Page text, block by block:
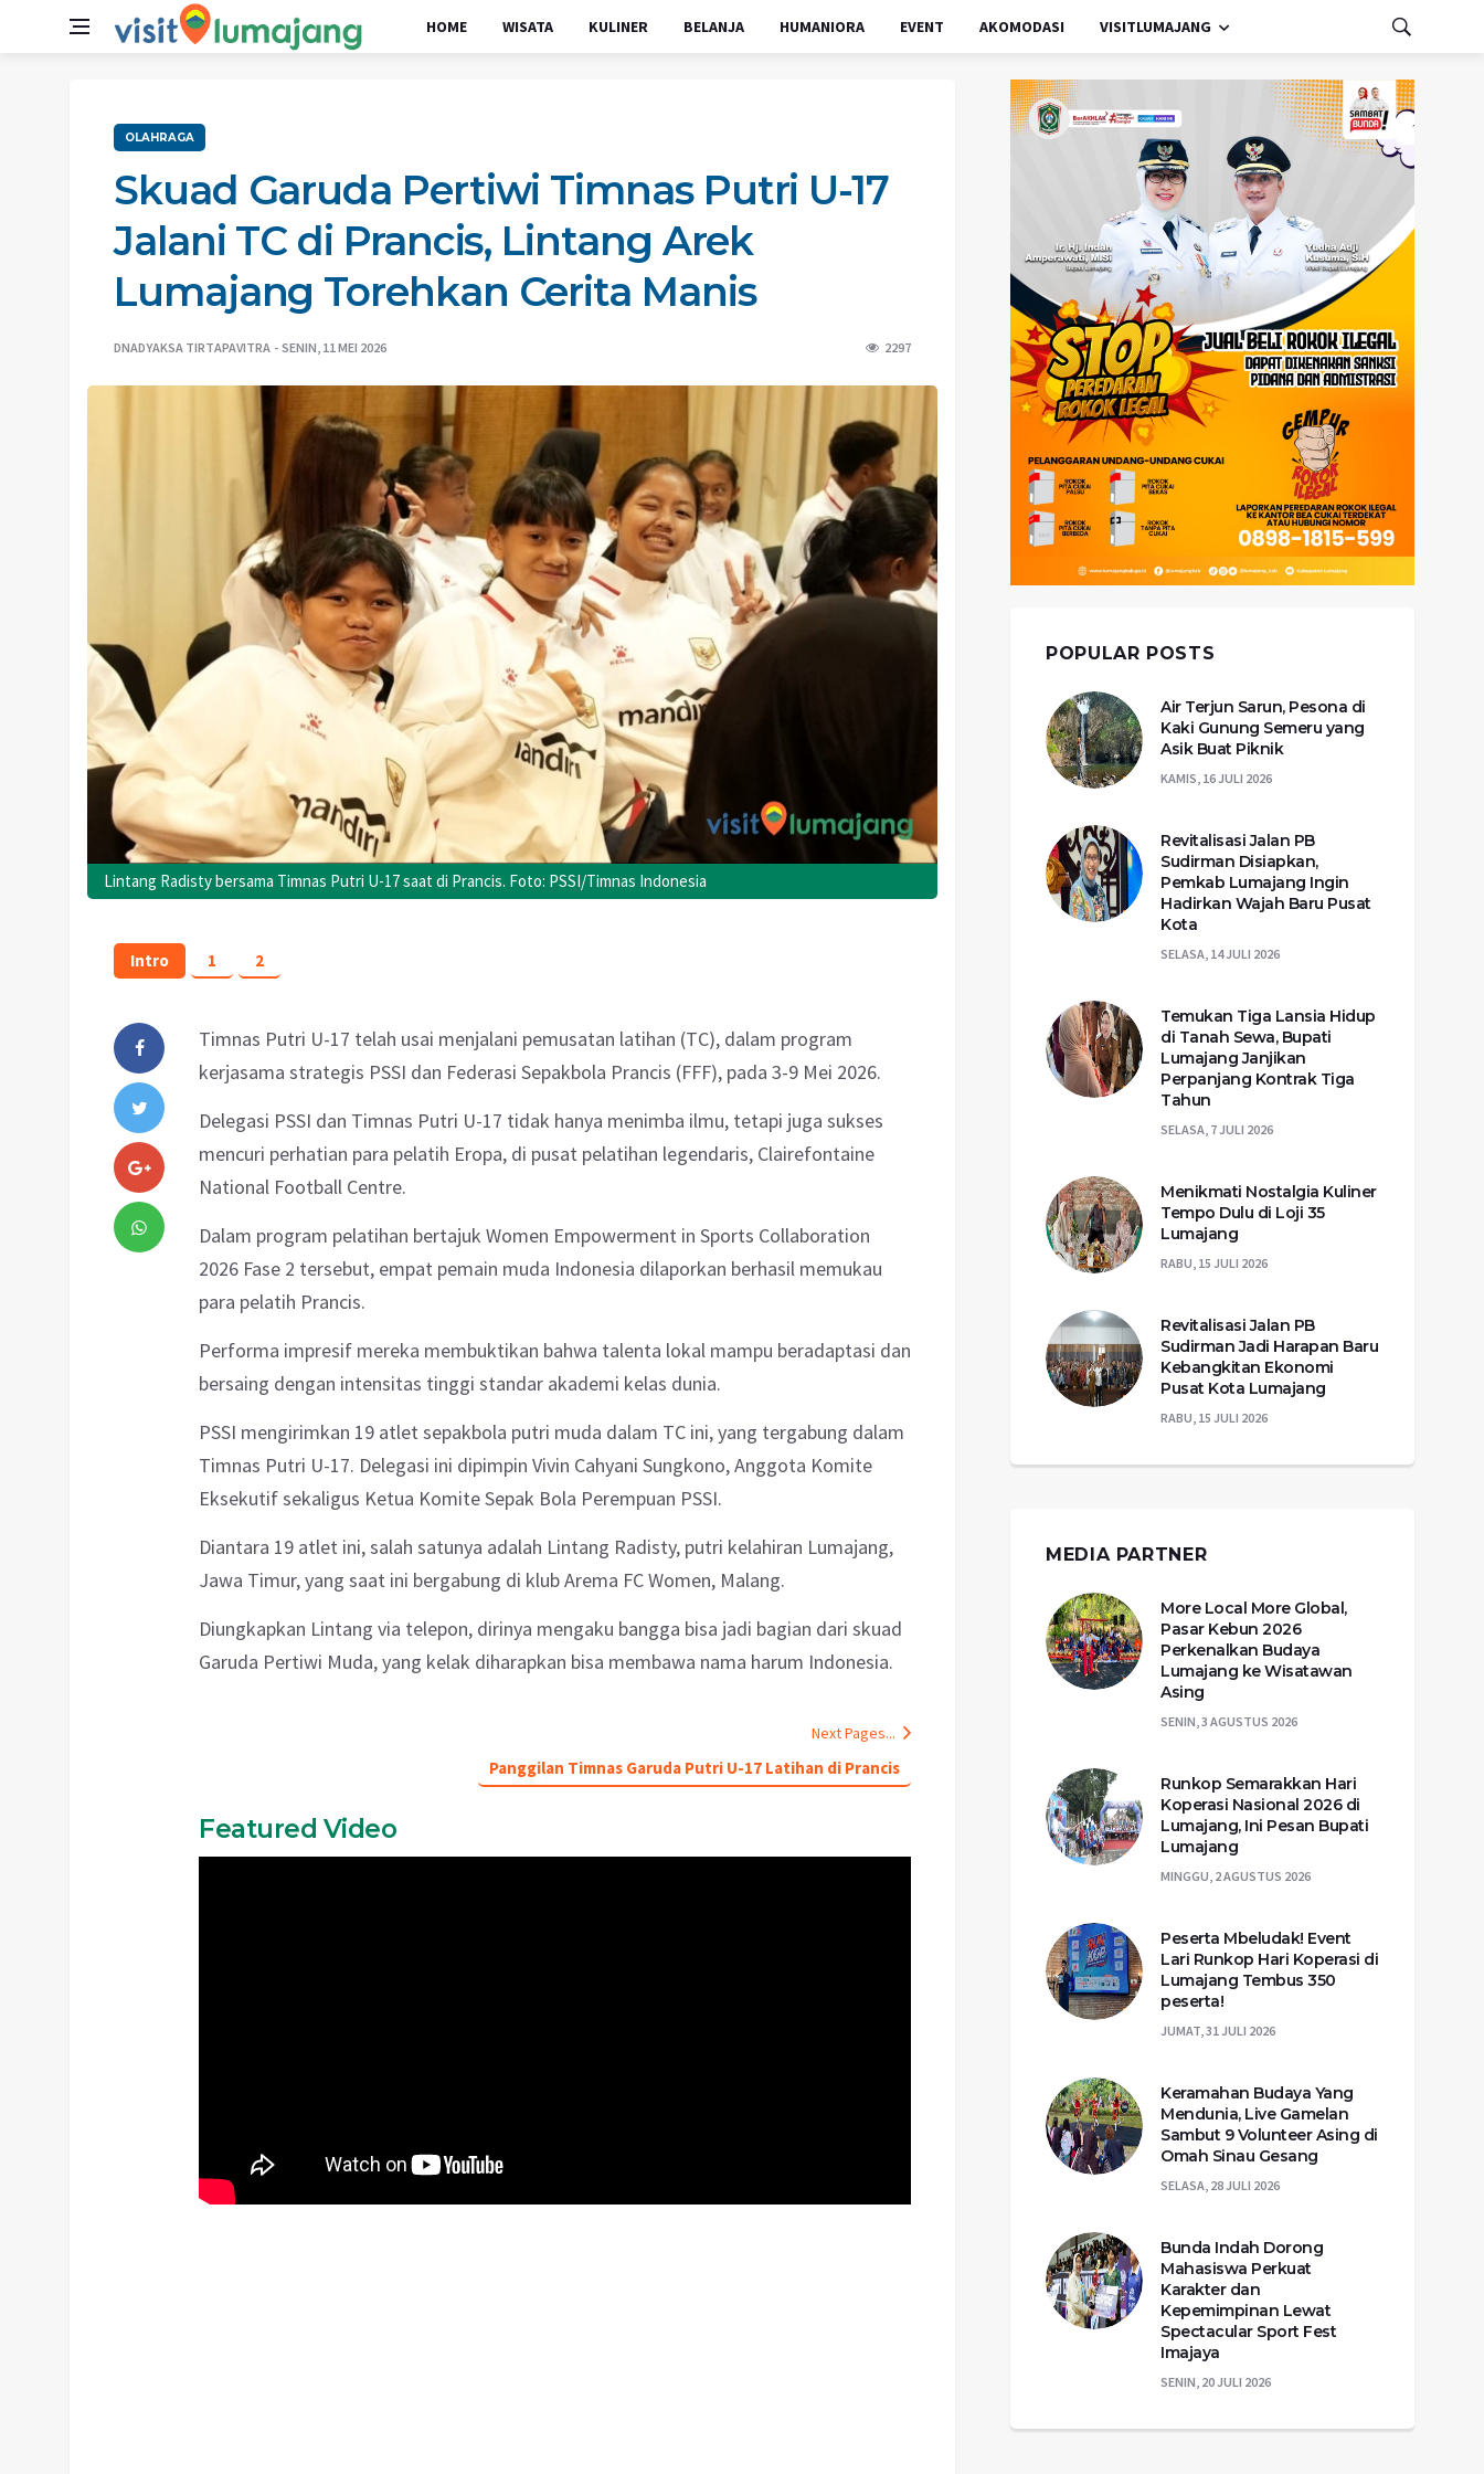
HOME WISATA KULINER BELANJA HUMANIORA EVENT AKOMODASI VISITLUMAJANG
OLAHRAGA
Skuad Garuda Pertiwi Timnas Putri U-17
Jalani TC di Prancis, Lintang Arek
Lumajang Torehkan Cerita Manis
DNADYAKSA TIRTAPAVITRA SENIN, 11 MEI 2026 2297
Lintang Radisty bersama Timnas Putri U-17 saat di Prancis. Foto: PSSI/Timnas Indonesia
Intro 1 2
Timnas Putri U-17 telah usai menjalani pemusatan latihan (TC), dalam program
kerjasama strategis PSSI dan Federasi Sepakbola Prancis (FFF), pada 3-9 Mei 2026.
Delegasi PSSI dan Timnas Putri U-17 tidak hanya menimba ilmu, tetapi juga sukses
mencuri perhatian para pelatih Eropa, di pusat pelatihan legendaris, Clairefontaine
National Football Centre.
Dalam program pelatihan bertajuk Women Empowerment in Sports Collaboration
2026 Fase 2 tersebut, empat pemain muda Indonesia dilaporkan berhasil memukau
para pelatih Prancis.
Performa impresif mereka membuktikan bahwa talenta lokal mampu beradaptasi dan
bersaing dengan intensitas tinggi standar akademi kelas dunia.
PSSI mengirimkan 19 atlet sepakbola putri muda dalam TC ini, yang tergabung dalam
Timnas Putri U-17. Delegasi ini dipimpin Vivin Cahyani Sungkono, Anggota Komite
Eksekutif sekaligus Ketua Komite Sepak Bola Perempuan PSSI.
Diantara 19 atlet ini, salah satunya adalah Lintang Radisty, putri kelahiran Lumajang,
Jawa Timur, yang saat ini bergabung di klub Arema FC Women, Malang.
Diungkapkan Lintang via telepon, dirinya mengaku bangga bisa jadi bagian dari skuad
Garuda Pertiwi Muda, yang kelak diharapkan bisa membawa nama harum Indonesia.
Next Pages...
Panggilan Timnas Garuda Putri U-17 Latihan di Prancis
Featured Video
POPULAR POSTS
Air Terjun Sarun, Pesona di
Kaki Gunung Semeru yang
Asik Buat Piknik
KAMIS, 16 JULI 2026
Revitalisasi Jalan PB
Sudirman Disiapkan,
Pemkab Lumajang Ingin
Hadirkan Wajah Baru Pusat
Kota
SELASA, 14 JULI 2026
Temukan Tiga Lansia Hidup
di Tanah Sewa, Bupati
Lumajang Janjikan
Perpanjang Kontrak Tiga
Tahun
SELASA, 7 JULI 2026
Menikmati Nostalgia Kuliner
Tempo Dulu di Loji 35
Lumajang
RABU, 15 JULI 2026
Revitalisasi Jalan PB
Sudirman Jadi Harapan Baru
Kebangkitan Ekonomi
Pusat Kota Lumajang
RABU, 15 JULI 2026
MEDIA PARTNER
More Local More Global,
Pasar Kebun 2026
Perkenalkan Budaya
Lumajang ke Wisatawan
Asing
SENIN, 3 AGUSTUS 2026
Runkop Semarakkan Hari
Koperasi Nasional 2026 di
Lumajang, Ini Pesan Bupati
Lumajang
MINGGU, 2 AGUSTUS 2026
Peserta Mbeludak! Event
Lari Runkop Hari Koperasi di
Lumajang Tembus 350
peserta!
JUMAT, 31 JULI 2026
Keramahan Budaya Yang
Mendunia, Live Gamelan
Sambut 9 Volunteer Asing di
Omah Sinau Gesang
SELASA, 28 JULI 2026
Bunda Indah Dorong
Mahasiswa Perkuat
Karakter dan
Kepemimpinan Lewat
Spectacular Sport Fest
Imajaya
SENIN, 20 JULI 2026